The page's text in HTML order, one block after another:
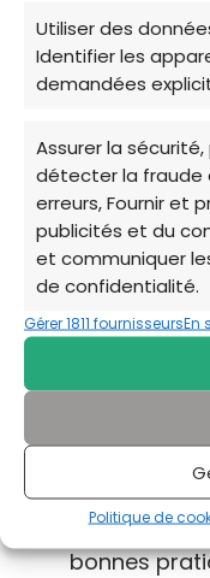
Utiliser des
Identifier les
demandées
Assurer la
détecter la fraude
erreurs, Fournir et
publicités et du
et communiquer
de confidentialité.
Gérer 1811 fournisseursEn
Politique de
l’adoption de
communes de
Blagon).
Les missions de
Lutte contre
errants sur
Capture,
l’adoption
attente
accueils
bonnes